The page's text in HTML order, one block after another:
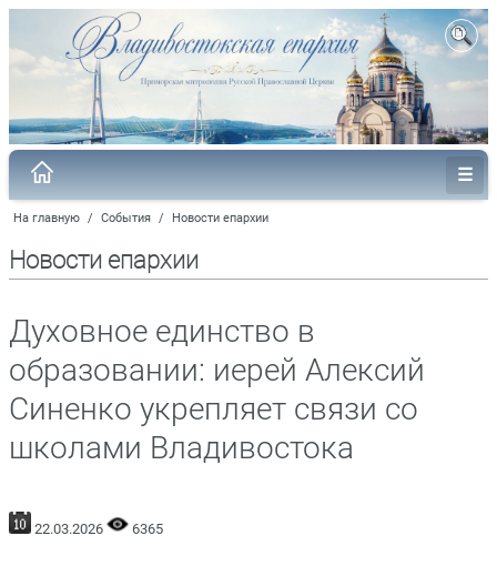
На главную / События / Новости епархии
Новости епархии
Духовное единство в
образовании: иерей Алексий
Синенко укрепляет связи со
школами Владивостока
22.03.2026 6365